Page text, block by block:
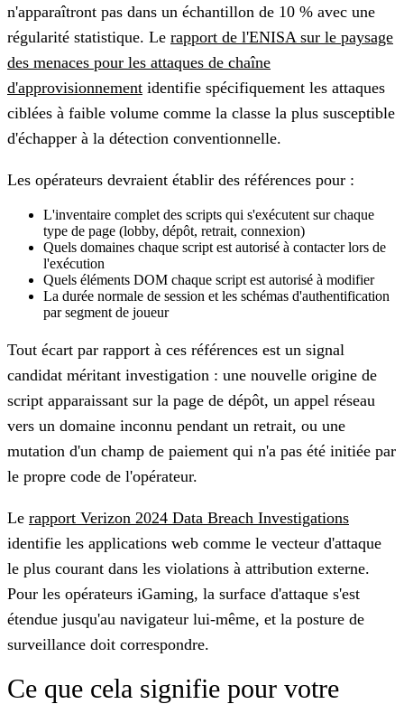
n'apparaîtront pas dans un échantillon de 10 % avec une
régularité statistique. Le rapport de l'ENISA sur le paysage
des menaces pour les attaques de chaîne
d'approvisionnement identifie spécifiquement les attaques
ciblées à faible volume comme la classe la plus susceptible
d'échapper à la détection conventionnelle.
Les opérateurs devraient établir des références pour :
L'inventaire complet des scripts qui s'exécutent sur chaque
type de page (lobby, dépôt, retrait, connexion)
Quels domaines chaque script est autorisé à contacter lors de
l'exécution
Quels éléments DOM chaque script est autorisé à modifier
La durée normale de session et les schémas d'authentification
par segment de joueur
Tout écart par rapport à ces références est un signal
candidat méritant investigation : une nouvelle origine de
script apparaissant sur la page de dépôt, un appel réseau
vers un domaine inconnu pendant un retrait, ou une
mutation d'un champ de paiement qui n'a pas été initiée par
le propre code de l'opérateur.
Le rapport Verizon 2024 Data Breach Investigations
identifie les applications web comme le vecteur d'attaque
le plus courant dans les violations à attribution externe.
Pour les opérateurs iGaming, la surface d'attaque s'est
étendue jusqu'au navigateur lui-même, et la posture de
surveillance doit correspondre.
Ce que cela signifie pour votre